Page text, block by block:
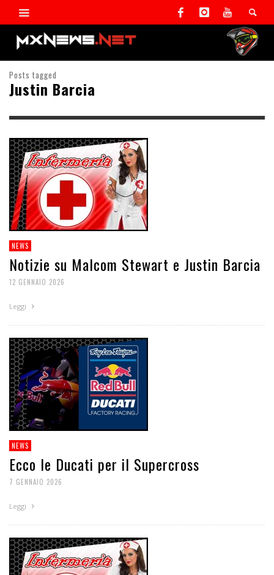
Posts tagged
Justin Barcia
NEWS
Notizie su Malcom Stewart e Justin Barcia
12 GENNAIO 2026
Leggi
NEWS
Ecco le Ducati per il Supercross
7 GENNAIO 2026
Leggi